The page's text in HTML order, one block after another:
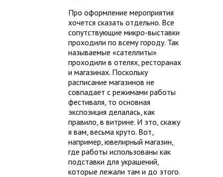
Про оформление мероприятия
хочется сказать отдельно. Все
сопутствующие микро-выставки
проходили по всему городу. Так
называемые «сателлиты»
проходили в отелях, ресторанах
и магазинах. Поскольку
расписание магазинов не
совпадает с режимами работы
фестиваля, то основная
экспозиция делалась, как
правило, в витрине. И это, скажу
я вам, весьма круто. Вот,
например, ювелирный магазин,
где работы использованы как
подставки для украшений,
которые лежали там и до этого.